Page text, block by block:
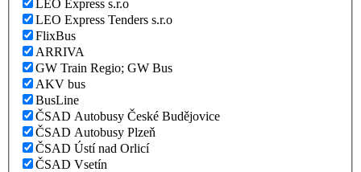
LEO Express s.r.o
LEO Express Tenders s.r.o
FlixBus
ARRIVA
GW Train Regio; GW Bus
AKV bus
BusLine
ČSAD Autobusy České Budějovice
ČSAD Autobusy Plzeň
ČSAD Ústí nad Orlicí
ČSAD Vsetín